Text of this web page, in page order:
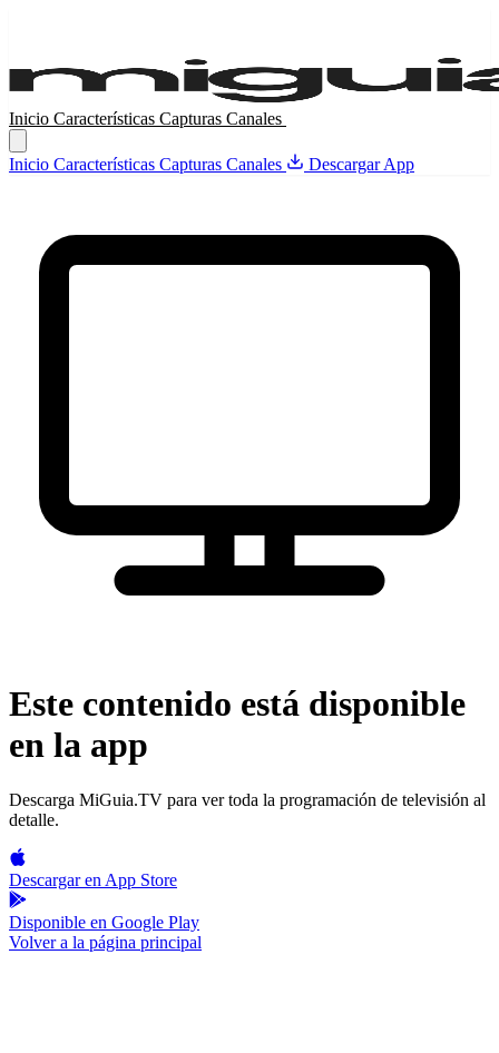
Inicio Características Capturas Canales
Inicio Características Capturas Canales Descargar App
Este contenido está disponible
en la app
Descarga MiGuia.TV para ver toda la programación de televisión al
detalle.
Descargar en App Store
Disponible en Google Play
Volver a la página principal